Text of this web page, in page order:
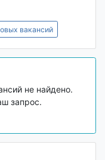
вакансий
не найдено.
запрос.